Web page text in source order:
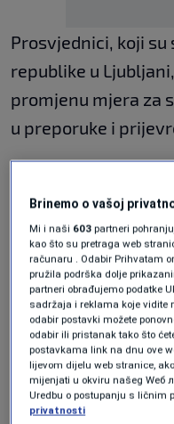
Prosvjednici, koji su
republike u
promjenu mjera za
u preporuke i
miran skup, no
nepoznata osoba
policajaca koji su
približili i ulazu u
stoga pojačala
Narodne skupštine.
Prisutni su zapalili
bacati na
Brinemo o vašoj
Mi i naši 603 partneri
kao što su pretraga web
računaru . Odabir Prihvatam
pružila podrška dolje
partneri obrađujemo podatke
sadržaja i reklama koje vidite
odabir postavki možete
odabir ili pristanak tako što
postavkama link na dnu ove
lijevom dijelu web stranice,
mijenjati u okviru našeg Wеб
Uredbu o postupanju s ličnim
privatnosti